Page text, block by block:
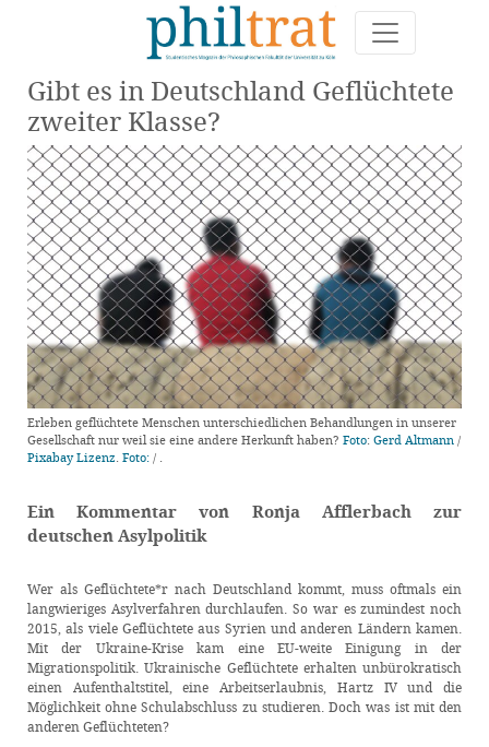
Gibt es in Deutschland Geflüchtete
zweiter Klasse?
Erleben geflüchtete Menschen unterschiedlichen Behandlungen in unserer
Gesellschaft nur weil sie eine andere Herkunft haben? Foto: Gerd Altmann /
Pixabay Lizenz. Foto: / .
Ein Kommentar von Ronja Afflerbach zur
deutschen Asylpolitik
Wer als Geflüchtete*r nach Deutschland kommt, muss oftmals ein
langwieriges Asylverfahren durchlaufen. So war es zumindest noch
2015, als viele Geflüchtete aus Syrien und anderen Ländern kamen.
Mit der Ukraine-Krise kam eine EU-weite Einigung in der
Migrationspolitik. Ukrainische Geflüchtete erhalten unbürokratisch
einen Aufenthaltstitel, eine Arbeitserlaubnis, Hartz IV und die
Möglichkeit ohne Schulabschluss zu studieren. Doch was ist mit den
anderen Geflüchteten?